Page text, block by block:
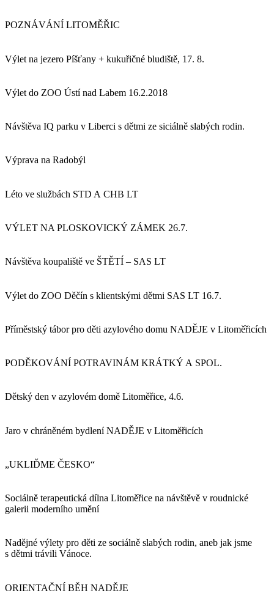
POZNÁVÁNÍ LITOMĚŘIC
Výlet na jezero Píšťany + kukuřičné bludiště, 17. 8.
Výlet do ZOO Ústí nad Labem 16.2.2018
Návštěva IQ parku v Liberci s dětmi ze siciálně slabých rodin.
Výprava na Radobýl
Léto ve službách STD A CHB LT
VÝLET NA PLOSKOVICKÝ ZÁMEK 26.7.
Návštěva koupaliště ve ŠTĚTÍ – SAS LT
Výlet do ZOO Děčín s klientskými dětmi SAS LT 16.7.
Příměstský tábor pro děti azylového domu NADĚJE v Litoměřicích
PODĚKOVÁNÍ POTRAVINÁM KRÁTKÝ A SPOL.
Dětský den v azylovém domě Litoměřice, 4.6.
Jaro v chráněném bydlení NADĚJE v Litoměřicích
„UKLIĎME ČESKO“
Sociálně terapeutická dílna Litoměřice na návštěvě v roudnické
galerii moderního umění
Nadějné výlety pro děti ze sociálně slabých rodin, aneb jak jsme
s dětmi trávili Vánoce.
ORIENTAČNÍ BĚH NADĚJE